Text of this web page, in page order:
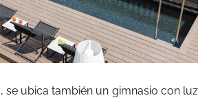
se ubica también un gimnasio con luz